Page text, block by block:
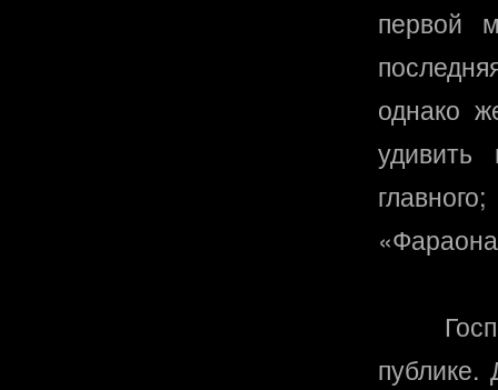
первой
однако
удивить
публике.